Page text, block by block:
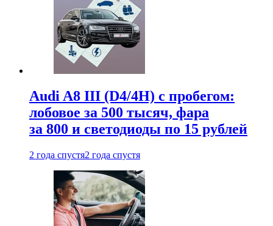
Audi A8 III (D4/4H) c пробегом:
лобовое за 500 тысяч, фара
за 800 и светодиоды по 15 рублей
2 года спустя2 года спустя